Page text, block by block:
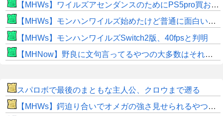
【MHWs】ワイルズアセンダンスのためにPS5pro買おうとしたら転売価格ばかりじゃねーか
【MHWs】モンハンワイルズ始めたけど普通に面白いじゃん
【MHWs】モンハンワイルズSwitch2版、40fpsと判明
【MHNow】野良に文句言ってるやつの大多数はそれしてないだけの雑魚だから聞く耳持つだけムダよ
スパロボで最後のまともな主人公、クロウまで遡る
【MHWs】鍔迫り合いでオメガの強さ見せられるやつ一番すき